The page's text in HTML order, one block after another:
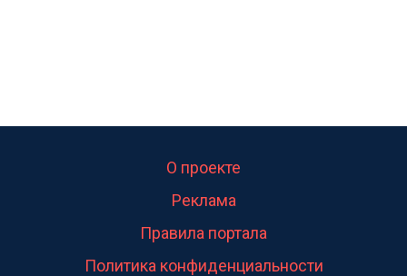
О проекте
Реклама
Правила портала
Политика конфиденциальности